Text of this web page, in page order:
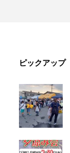
ピックアップ